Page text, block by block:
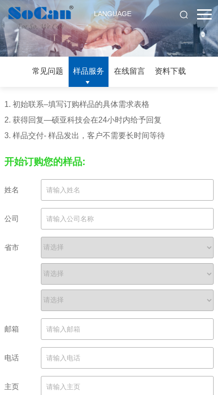
LANGUAGE
常见问题 样品服务 在线留言 资料下载
1. 初始联系–填写订购样品的具体需求表格
2. 获得回复—硕亚科技会在24小时内给予回复
3. 样品交付- 样品发出，客户不需要长时间等待
开始订购您的样品:
姓名
公司
省市
邮箱
电话
主页